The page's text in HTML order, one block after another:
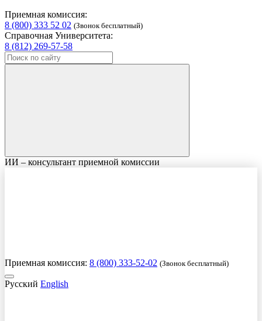
Приемная комиссия:
8 (800) 333 52 02 (Звонок бесплатный)
Справочная Университета:
8 (812) 269-57-58
ИИ – консультант приемной комиссии
Приемная комиссия: 8 (800) 333-52-02 (Звонок бесплатный)
Русский English